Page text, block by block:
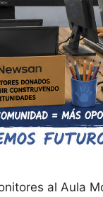
al Aula